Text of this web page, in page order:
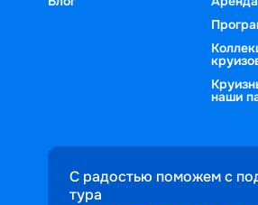
10 дней 12
в июле в
наши
С радостью поможем с
тура